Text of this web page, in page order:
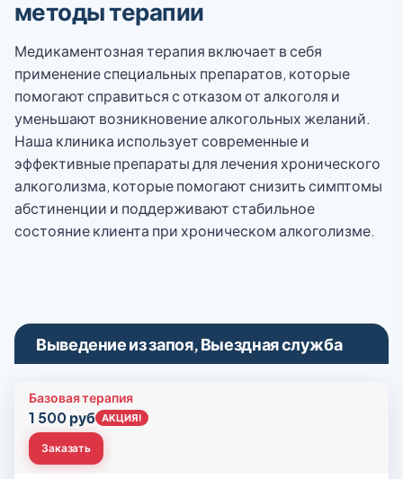
методы терапии
Медикаментозная терапия включает в себя
применение специальных препаратов, которые
помогают справиться с отказом от алкоголя и
уменьшают возникновение алкогольных желаний.
Наша клиника использует современные и
эффективные препараты для лечения хронического
алкоголизма, которые помогают снизить симптомы
абстиненции и поддерживают стабильное
состояние клиента при хроническом алкоголизме.
Выведение из запоя, Выездная служба
Базовая терапия
1 500 руб АКЦИЯ!
Заказать